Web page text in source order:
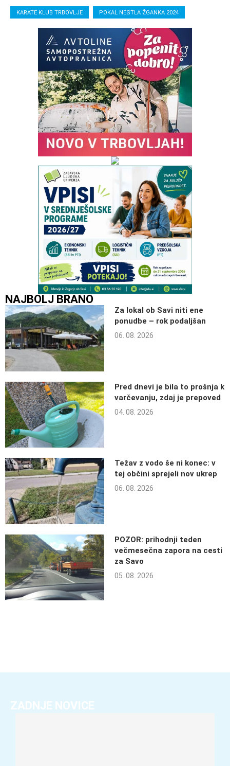
KARATE KLUB TRBOVLJE POKAL NESTLA ŽGANKA 2024
NAJBOLJ BRANO
Za lokal ob Savi niti ene
ponudbe – rok podaljšan
06. 08. 2026
Pred dnevi je bila to prošnja k
varčevanju, zdaj je prepoved
04. 08. 2026
Težav z vodo še ni konec: v
tej občini sprejeli nov ukrep
06. 08. 2026
POZOR: prihodnji teden
večmesečna zapora na cesti
za Savo
05. 08. 2026
ZADNJE NOVICE